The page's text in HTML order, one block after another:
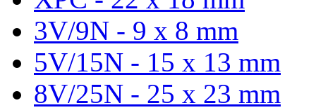
3V/9N - 9 x 8 mm
5V/15N - 15 x 13 mm
8V/25N - 25 x 23 mm